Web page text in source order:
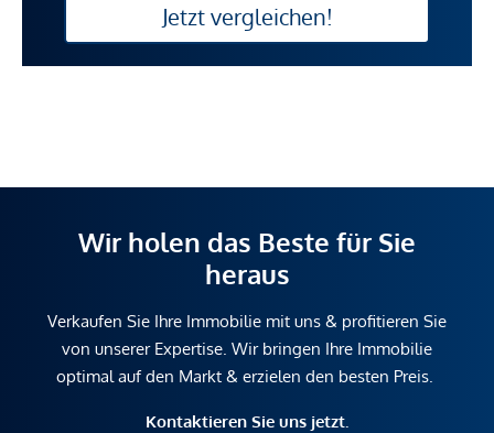
Jetzt vergleichen!
Wir holen das Beste für Sie
heraus
Verkaufen Sie Ihre Immobilie mit uns & profitieren Sie
von unserer Expertise. Wir bringen Ihre Immobilie
optimal auf den Markt & erzielen den besten Preis.
Kontaktieren Sie uns jetzt.